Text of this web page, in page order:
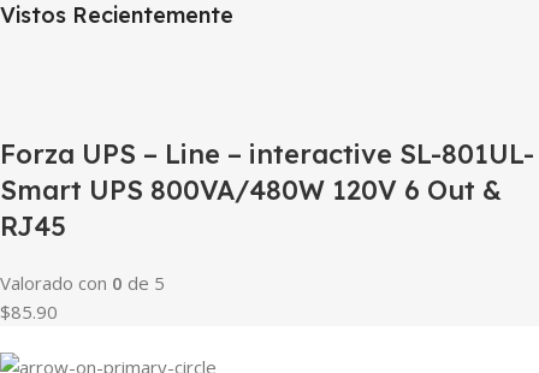
Vistos Recientemente
Forza UPS – Line – interactive SL-801UL-
Smart UPS 800VA/480W 120V 6 Out &
RJ45
Valorado con 0 de 5
$85.90